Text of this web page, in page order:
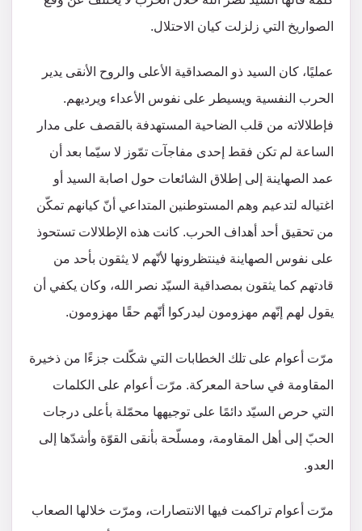
الصواريخ التي زلزلت كيان الاحتلال.
عمليًا، كان السيد ذو المصداقية الأعلى والروح الأنقى يدير
الحرب النفسية ويسيطر على نفوس الأعداء ويرديهم.
فإطلالاته من قلب الضاحية المستهدفة بالقصف على مدار
الساعة لم تكن فقط إحدى مفاجآت تمّوز لا سيّما بعد أن
عمد الصهاينة إلى إطلاق الشائعات حول اصابة السيد أو
اغتياله لتدعيم وهم المستوطنين المتداعي أنّ كيانهم تمكّن
من تحقيق أحد أهداف الحرب. كانت هذه الإطلالات تستحوذ
على نفوس الصهاينة فينتظرونها لأنّهم لا يثقون بأحد من
قادتهم كما يثقون بمصداقية السيّد نصر الله، وكان يكفي أن
يقول لهم إنّهم مهزومون ليدركوا أنّهم حقًا مهزومون.
مرّت أعوام على تلك الخطابات التي شكّلت جزءًا من ذخيرة
المقاومة في ساحة المعركة. مرّت أعوام على الكلمات
التي حرص السيّد دائمًا على توجيهها محمّلة بأعلى درجات
الحبّ إلى أهل المقاومة، ومسلّحة بأنقى القوّة وأشدّها إلى
العدو.
مرّت أعوام تراكمت فيها الانتصارات، ومرّت خلالها الصعاب